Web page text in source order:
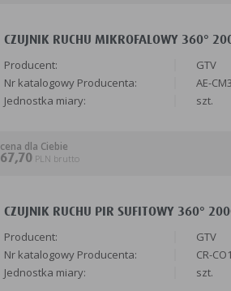
CZUJNIK RUCHU MIKROFALOWY 360°
Producent:
GTV
Nr katalogowy Producenta:
AE-
Jednostka miary:
szt.
cena dla Ciebie
67,70 PLN brutto
CZUJNIK RUCHU PIR SUFITOWY 360°
Producent:
GTV
Nr katalogowy Producenta:
CR-
Jednostka miary:
szt.